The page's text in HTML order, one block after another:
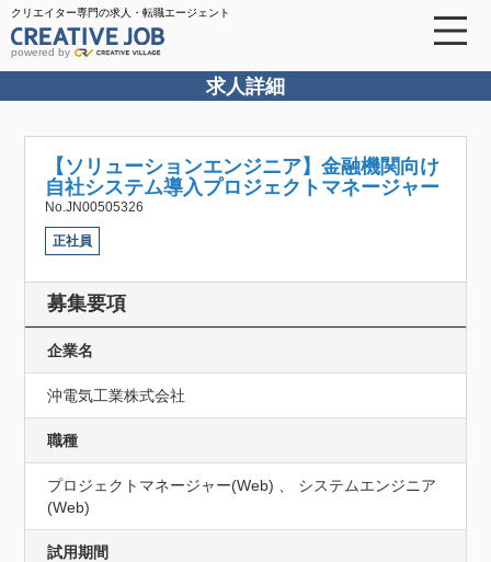
クリエイター専門の求人・転職エージェント
powered by
求人詳細
【ソリューションエンジニア】金融機関向け
自社システム導入プロジェクトマネージャー
No.JN00505326
正社員
募集要項
企業名
沖電気工業株式会社
職種
プロジェクトマネージャー(Web) 、 システムエンジニア
(Web)
試用期間